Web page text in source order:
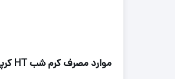
موارد مصرف کرم شب HT کرپلاس ضدلک حاوی ویتامین C و رتینول :